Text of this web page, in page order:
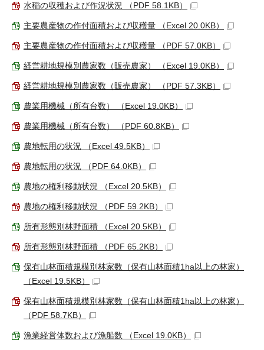
水稲の収穫および作況状況 （PDF 58.1KB）
主要農産物の作付面積および収穫量 （Excel 20.0KB）
主要農産物の作付面積および収穫量 （PDF 57.0KB）
経営耕地規模別農家数（販売農家） （Excel 19.0KB）
経営耕地規模別農家数（販売農家） （PDF 57.3KB）
農業用機械（所有台数） （Excel 19.0KB）
農業用機械（所有台数） （PDF 60.8KB）
農地転用の状況 （Excel 49.5KB）
農地転用の状況 （PDF 64.0KB）
農地の権利移動状況 （Excel 20.5KB）
農地の権利移動状況 （PDF 59.2KB）
所有形態別林野面積 （Excel 20.5KB）
所有形態別林野面積 （PDF 65.2KB）
保有山林面積規模別林家数（保有山林面積1ha以上の林家）
（Excel 19.5KB）
保有山林面積規模別林家数（保有山林面積1ha以上の林家）
（PDF 58.7KB）
漁業経営体数および漁船数 （Excel 19.0KB）